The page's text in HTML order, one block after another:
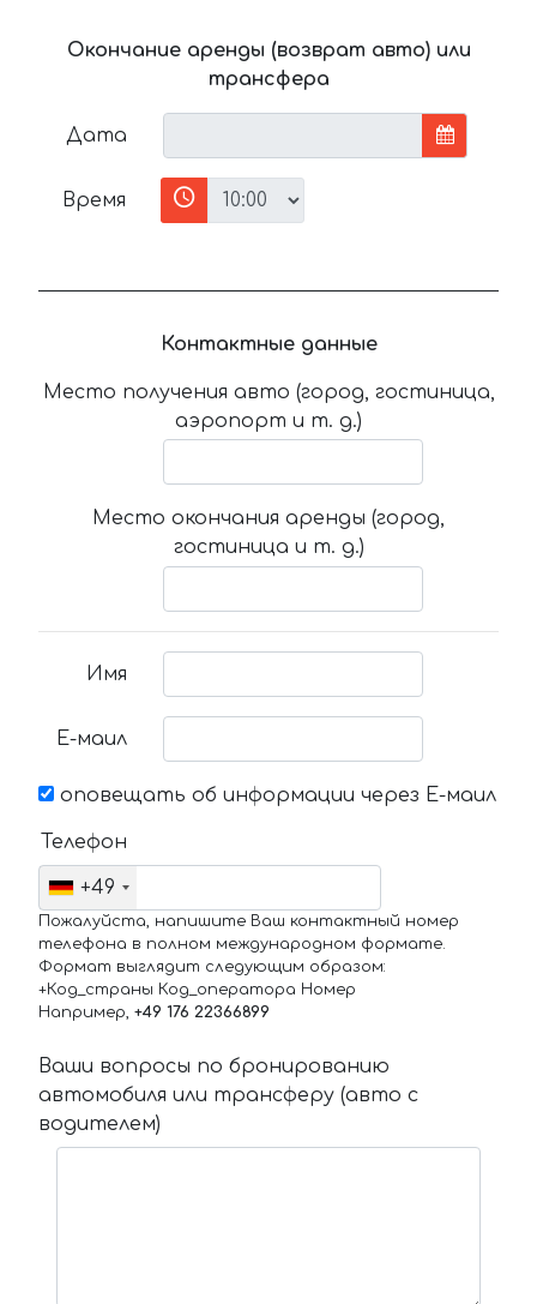
Окончание аренды (возврат авто) или
трансфера
Дата
Время
Контактные данные
Место получения авто (город, гостиница,
аэропорт и т. д.)
Место окончания аренды (город,
гостиница и т. д.)
Имя
Е-маил
оповещать об информации через Е-маил
Телефон
+49
Пожалуйста, напишите Ваш контактный номер
телефона в полном международном формате.
Формат выглядит следующим образом:
+Код_страны Код_оператора Номер
Например, +49 176 22366899
Ваши вопросы по бронированию
автомобиля или трансферу (авто с
водителем)